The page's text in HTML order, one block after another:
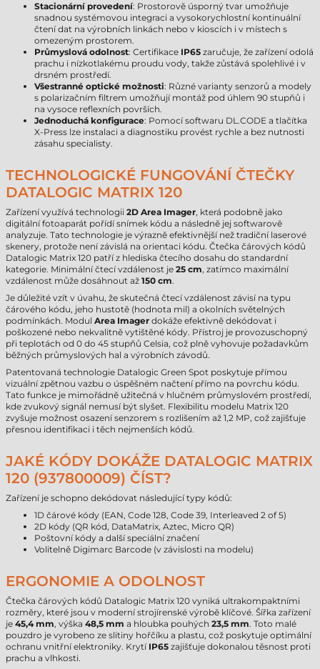
Stacionární provedení: Prostorově úsporný tvar umožňuje
snadnou systémovou integraci a vysokorychlostní kontinuální
čtení dat na výrobních linkách nebo v kioscích i v místech s
omezeným prostorem.
Průmyslová odolnost: Certifikace IP65 zaručuje, že zařízení odolá
prachu i nízkotlakému proudu vody, takže zůstává spolehlivé i v
drsném prostředí.
Všestranné optické možnosti: Různé varianty senzorů a modely
s polarizačním filtrem umožňují montáž pod úhlem 90 stupňů i
na vysoce reflexních površích.
Jednoduchá konfigurace: Pomocí softwaru DL.CODE a tlačítka
X-Press lze instalaci a diagnostiku provést rychle a bez nutnosti
zásahu specialisty.
TECHNOLOGICKÉ FUNGOVÁNÍ ČTEČKY
DATALOGIC MATRIX 120
Zařízení využívá technologii 2D Area Imager, která podobně jako
digitální fotoaparát pořídí snímek kódu a následně jej softwarově
analyzuje. Tato technologie je výrazně efektivnější než tradiční laserové
skenery, protože není závislá na orientaci kódu. Čtečka čárových kódů
Datalogic Matrix 120 patří z hlediska čtecího dosahu do standardní
kategorie. Minimální čtecí vzdálenost je 25 cm, zatímco maximální
vzdálenost může dosáhnout až 150 cm.
Je důležité vzít v úvahu, že skutečná čtecí vzdálenost závisí na typu
čárového kódu, jeho hustotě (hodnota mil) a okolních světelných
podmínkách. Modul Area Imager dokáže efektivně dekódovat i
poškozené nebo nekvalitně vytištěné kódy. Přístroj je provozuschopný
při teplotách od 0 do 45 stupňů Celsia, což plně vyhovuje požadavkům
běžných průmyslových hal a výrobních závodů.
Patentovaná technologie Datalogic Green Spot poskytuje přímou
vizuální zpětnou vazbu o úspěšném načtení přímo na povrchu kódu.
Tato funkce je mimořádně užitečná v hlučném průmyslovém prostředí,
kde zvukový signál nemusí být slyšet. Flexibilitu modelu Matrix 120
zvyšuje možnost osazení senzorem s rozlišením až 1,2 MP, což zajišťuje
přesnou identifikaci i těch nejmenších kódů.
JAKÉ KÓDY DOKÁŽE DATALOGIC MATRIX
120 (937800009) ČÍST?
Zařízení je schopno dekódovat následující typy kódů:
1D čárové kódy (EAN, Code 128, Code 39, Interleaved 2 of 5)
2D kódy (QR kód, DataMatrix, Aztec, Micro QR)
Poštovní kódy a další speciální značení
Volitelně Digimarc Barcode (v závislosti na modelu)
ERGONOMIE A ODOLNOST
Čtečka čárových kódů Datalogic Matrix 120 vyniká ultrakompaktními
rozměry, které jsou v moderní strojírenské výrobě klíčové. Šířka zařízení
je 45,4 mm, výška 48,5 mm a hloubka pouhých 23,5 mm. Toto malé
pouzdro je vyrobeno ze slitiny hořčíku a plastu, což poskytuje optimální
ochranu vnitřní elektroniky. Krytí IP65 zajišťuje dokonalou těsnost proti
prachu a vlhkosti.